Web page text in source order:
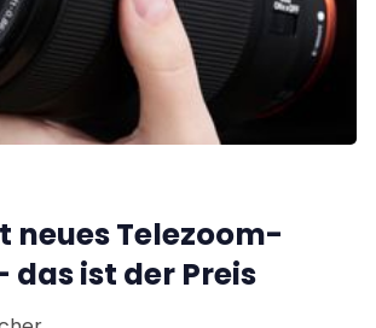
neues Telezoom-
das ist der Preis